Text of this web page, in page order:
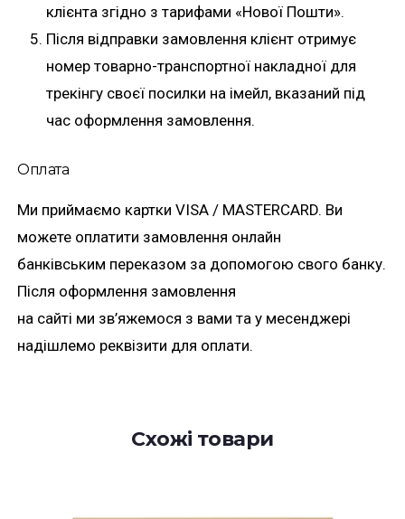
клієнта згідно з тарифами «Нової Пошти».
Після відправки замовлення клієнт отримує
номер товарно-транспортної накладної для
трекінгу своєї посилки на імейл, вказаний під
час оформлення замовлення.
Оплата
Ми приймаємо картки VISA / MASTERCARD. Ви
можете оплатити замовлення онлайн
банківським переказом за допомогою свого банку.
Після оформлення замовлення
на сайті ми зв’яжемося з вами та у месенджері
надішлемо реквізити для оплати.
Схожі товари